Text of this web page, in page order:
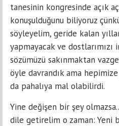
tanesinin kongresinde açık
konuşulduğunu biliyoruz
söyleyelim, geride kalan
yapmayacak ve
sözümüzü sakınmaktan
öyle davrandık ama
da pahalıya mal olabilirdi.
Yine değişen bir şey
dile getirelim o zaman: Yeni